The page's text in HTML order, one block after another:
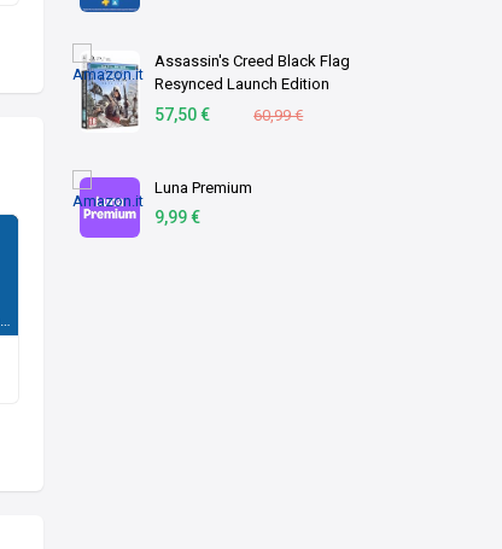
Assassin's Creed Black Flag
Resynced Launch Edition
(PS5)
57,50 € 60,99 €
Luna Premium
9,99 €